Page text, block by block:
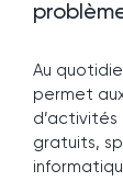
Au
permet
gratuits,